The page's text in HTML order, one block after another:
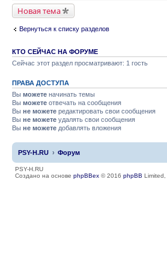
Новая тема
Вернуться к списку разделов
КТО СЕЙЧАС НА ФОРУМЕ
Сейчас этот раздел просматривают: 1 гость
ПРАВА ДОСТУПА
Вы можете начинать темы
Вы можете отвечать на сообщения
Вы не можете редактировать свои сообщения
Вы не можете удалять свои сообщения
Вы не можете добавлять вложения
PSY-H.RU Форум
PSY-H.RU
Создано на основе phpBBex © 2016 phpBB Limited,